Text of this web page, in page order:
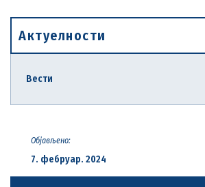
Актуелности
Вести
Објављено:
7. фебруар. 2024